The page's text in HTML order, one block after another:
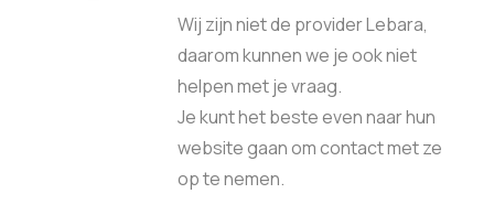
Wij zijn niet de provider Lebara,
daarom kunnen we je ook niet
helpen met je vraag.
Je kunt het beste even naar hun
website gaan om contact met ze
op te nemen.